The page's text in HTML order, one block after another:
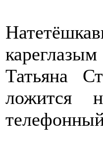
Татьяна
ложится